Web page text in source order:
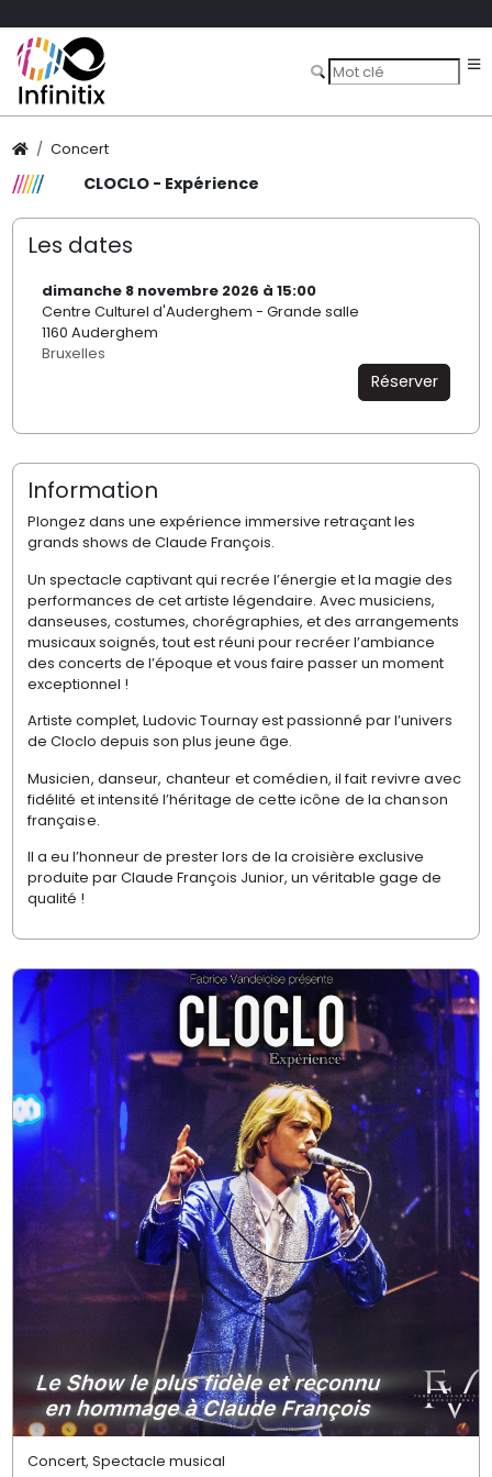
Concert
CLOCLO - Expérience
Les dates
dimanche 8 novembre 2026 à 15:00
Centre Culturel d'Auderghem - Grande salle
1160 Auderghem
Bruxelles
Réserver
Information
Plongez dans une expérience immersive retraçant les
grands shows de Claude François.
Un spectacle captivant qui recrée l’énergie et la magie des
performances de cet artiste légendaire. Avec musiciens,
danseuses, costumes, chorégraphies, et des arrangements
musicaux soignés, tout est réuni pour recréer l’ambiance
des concerts de l’époque et vous faire passer un moment
exceptionnel !
Artiste complet, Ludovic Tournay est passionné par l’univers
de Cloclo depuis son plus jeune âge.
Musicien, danseur, chanteur et comédien, il fait revivre avec
fidélité et intensité l’héritage de cette icône de la chanson
française.
Il a eu l’honneur de prester lors de la croisière exclusive
produite par Claude François Junior, un véritable gage de
qualité !
Concert, Spectacle musical